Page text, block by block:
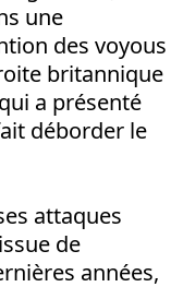
une
des voyous
britannique
a présenté
déborder le
attaques
de
années,